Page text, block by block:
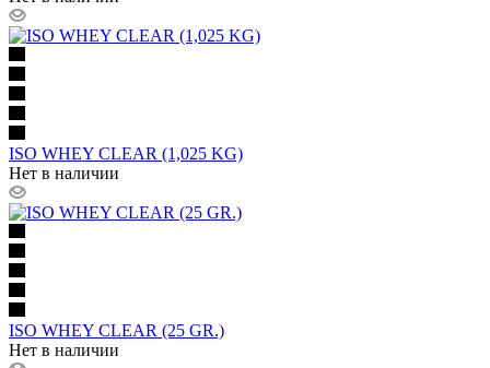
ISO WHEY CLEAR (1,025 KG)
Нет в наличии
ISO WHEY CLEAR (25 GR.)
Нет в наличии